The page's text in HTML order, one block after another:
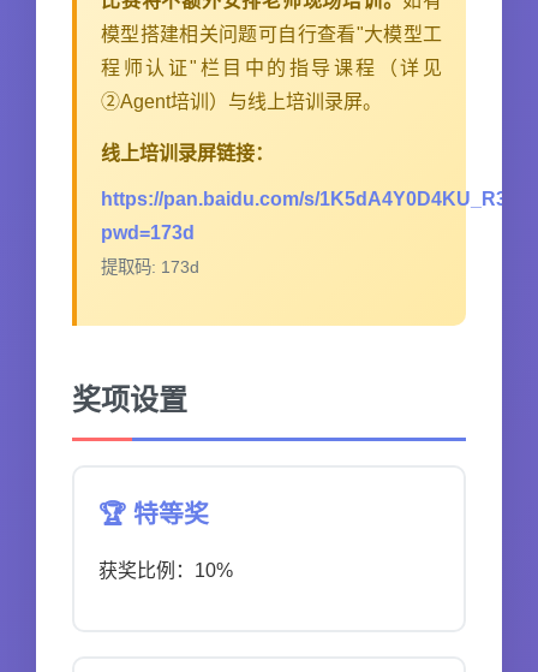
模型搭建相关问题可自行查看"大模型工
程师认证"栏目中的指导课程（详见
②Agent培训）与线上培训录屏。
线上培训录屏链接：
https://pan.baidu.com/s/
pwd=173d
提取码: 173d
奖项设置
🏆 特等奖
获奖比例：10%